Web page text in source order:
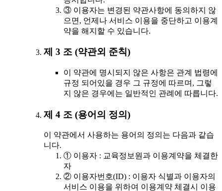
③ 이용자는 변경된 약관사항에 동의하지 않
으면, 언제나 서비스 이용을 중단하고 이용계
약을 해지할 수 있습니다.
제 3 조 (약관외 준칙)
이 약관에 명시되지 않은 사항은 관계 법령에
규정 되어있을 경우 그 규정에 따르며, 그렇
지 않은 경우에는 일반적인 관례에 따릅니다.
제 4 조 (용어의 정의)
이 약관에서 사용하는 용어의 정의는 다음과 같습
니다.
① 이용자 : 교육정보원과 이용계약을 체결한
자
② 이용자번호(ID) : 이용자 식별과 이용자의
서비스 이용을 위하여 이용계약 체결시 이용